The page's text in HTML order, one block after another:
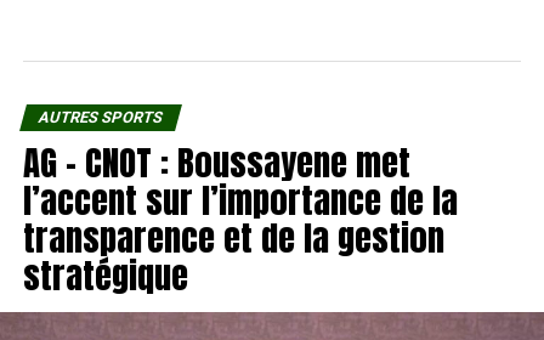
AUTRES SPORTS
AG – CNOT : Boussayene met
l’accent sur l’importance de la
transparence et de la gestion
stratégique